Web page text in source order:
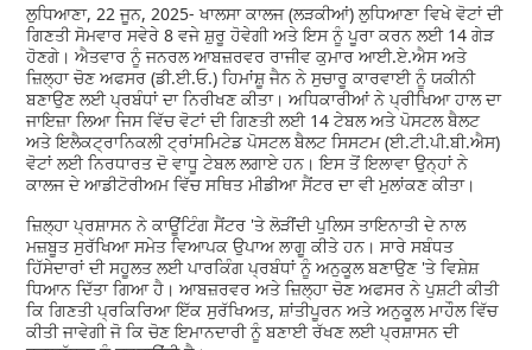
ਲੁਧਿਆਣਾ, 22 ਜੂਨ, 2025- ਖਾਲਸਾ ਕਾਲਜ (ਲੜਕੀਆਂ) ਲੁਧਿਆਣਾ ਵਿਖੇ ਵੋਟਾਂ ਦੀ
ਗਿਣਤੀ ਸੋਮਵਾਰ ਸਵੇਰੇ 8 ਵਜੇ ਸ਼ੁਰੂ ਹੋਵੇਗੀ ਅਤੇ ਇਸ ਨੂੰ ਪੂਰਾ ਕਰਨ ਲਈ 14 ਗੇੜ
ਹੋਣਗੇ। ਐਤਵਾਰ ਨੂੰ ਜਨਰਲ ਆਬਜ਼ਰਵਰ ਰਾਜੀਵ ਕੁਮਾਰ ਆਈ.ਏ.ਐਸ ਅਤੇ
ਜ਼ਿਲ੍ਹਾ ਚੋਣ ਅਫਸਰ (ਡੀ.ਈ.ਓ.) ਹਿਮਾਂਸ਼ੂ ਜੈਨ ਨੇ ਸੁਚਾਰੂ ਕਾਰਵਾਈ ਨੂੰ ਯਕੀਨੀ
ਬਣਾਉਣ ਲਈ ਪ੍ਰਬੰਧਾਂ ਦਾ ਨਿਰੀਖਣ ਕੀਤਾ। ਅਧਿਕਾਰੀਆਂ ਨੇ ਪ੍ਰੀਖਿਆ ਹਾਲ ਦਾ
ਜਾਇਜ਼ਾ ਲਿਆ ਜਿਸ ਵਿੱਚ ਵੋਟਾਂ ਦੀ ਗਿਣਤੀ ਲਈ 14 ਟੇਬਲ ਅਤੇ ਪੋਸਟਲ ਬੈਲਟ
ਅਤੇ ਇਲੈਕਟ੍ਰਾਨਿਕਲੀ ਟ੍ਰਾਂਸਮਿਟੇਡ ਪੋਸਟਲ ਬੈਲਟ ਸਿਸਟਮ (ਈ.ਟੀ.ਪੀ.ਬੀ.ਐਸ)
ਵੋਟਾਂ ਲਈ ਨਿਰਧਾਰਤ ਦੋ ਵਾਧੂ ਟੇਬਲ ਲਗਾਏ ਹਨ। ਇਸ ਤੋਂ ਇਲਾਵਾ ਉਨ੍ਹਾਂ ਨੇ
ਕਾਲਜ ਦੇ ਆਡੀਟੋਰੀਅਮ ਵਿੱਚ ਸਥਿਤ ਮੀਡੀਆ ਸੈਂਟਰ ਦਾ ਵੀ ਮੁਲਾਂਕਣ ਕੀਤਾ।
ਜ਼ਿਲ੍ਹਾ ਪ੍ਰਸ਼ਾਸਨ ਨੇ ਕਾਊਂਟਿੰਗ ਸੈਂਟਰ 'ਤੇ ਲੋੜੀਂਦੀ ਪੁਲਿਸ ਤਾਇਨਾਤੀ ਦੇ ਨਾਲ
ਮਜ਼ਬੂਤ ਸੁਰੱਖਿਆ ਸਮੇਤ ਵਿਆਪਕ ਉਪਾਅ ਲਾਗੂ ਕੀਤੇ ਹਨ। ਸਾਰੇ ਸਬੰਧਤ
ਹਿੱਸੇਦਾਰਾਂ ਦੀ ਸਹੂਲਤ ਲਈ ਪਾਰਕਿੰਗ ਪ੍ਰਬੰਧਾਂ ਨੂੰ ਅਨੁਕੂਲ ਬਣਾਉਣ 'ਤੇ ਵਿਸ਼ੇਸ਼
ਧਿਆਨ ਦਿੱਤਾ ਗਿਆ ਹੈ। ਆਬਜ਼ਰਵਰ ਅਤੇ ਜ਼ਿਲ੍ਹਾ ਚੋਣ ਅਫਸਰ ਨੇ ਪੁਸ਼ਟੀ ਕੀਤੀ
ਕਿ ਗਿਣਤੀ ਪ੍ਰਕਿਰਿਆ ਇੱਕ ਸੁਰੱਖਿਅਤ, ਸ਼ਾਂਤੀਪੂਰਨ ਅਤੇ ਅਨੁਕੂਲ ਮਾਹੌਲ ਵਿੱਚ
ਕੀਤੀ ਜਾਵੇਗੀ ਜੋ ਕਿ ਚੋਣ ਇਮਾਨਦਾਰੀ ਨੂੰ ਬਣਾਈ ਰੱਖਣ ਲਈ ਪ੍ਰਸ਼ਾਸਨ ਦੀ